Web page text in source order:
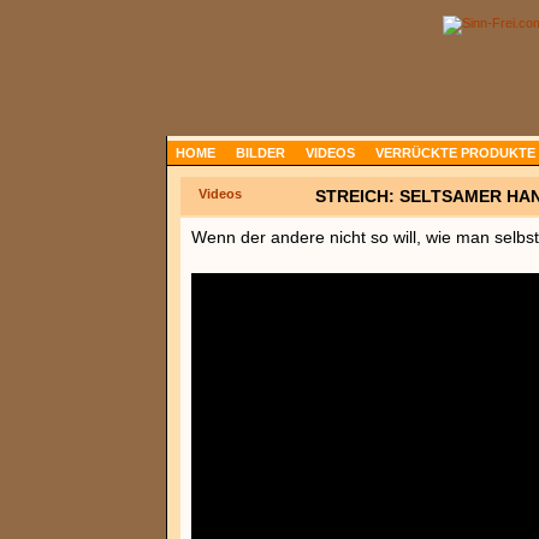
HOME BILDER VIDEOS VERRÜCKTE PRODUKTE
Videos STREICH: SELTSAMER
Wenn der andere nicht so will, wie man